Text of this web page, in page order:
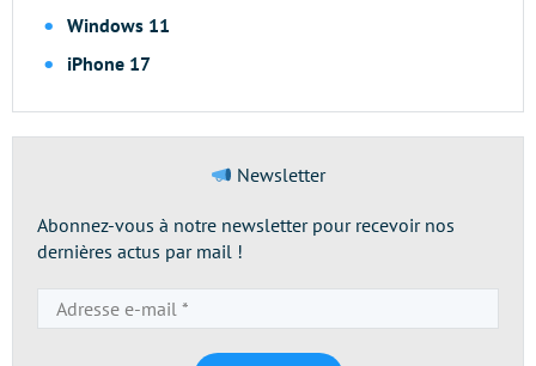
Windows 11
iPhone 17
Newsletter
Abonnez-vous à notre newsletter pour recevoir nos
dernières actus par mail !
e-
mail